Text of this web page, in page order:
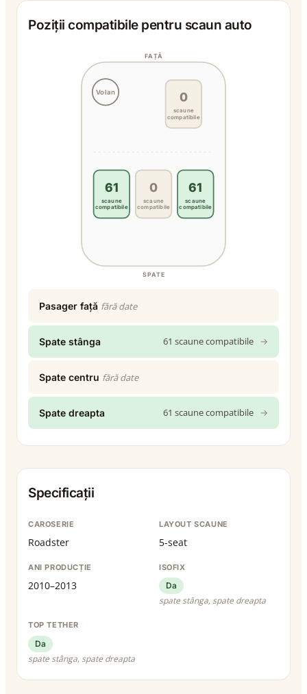
Poziții compatibile pentru scaun auto
Volan
FAȚĂ
SPATE
0
scaune
compatibile
61
scaune
compatibile
0
scaune
compatibile
61
scaune
compatibile
Pasager față fără date
Spate stânga 61 scaune compatibile →
Spate centru fără date
Spate dreapta 61 scaune compatibile →
Specificații
CAROSERIE
Roadster
LAYOUT SCAUNE
5-seat
ANI PRODUCȚIE
2010–2013
ISOFIX
Da
spate stânga, spate dreapta
TOP TETHER
Da
spate stânga, spate dreapta